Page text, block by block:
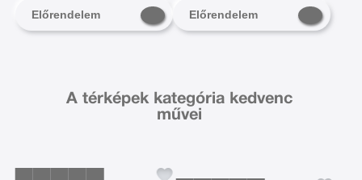
Előrendelem Előrendelem
A térképek kategória kedvenc
művei